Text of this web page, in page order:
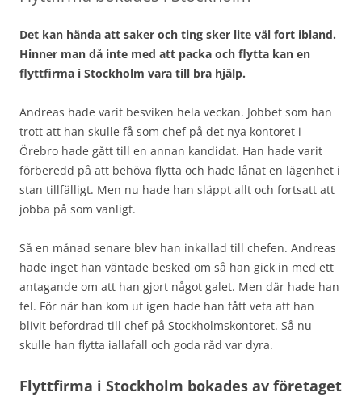
Det kan hända att saker och ting sker lite väl fort ibland.
Hinner man då inte med att packa och flytta kan en
flyttfirma i Stockholm vara till bra hjälp.
Andreas hade varit besviken hela veckan. Jobbet som han
trott att han skulle få som chef på det nya kontoret i
Örebro hade gått till en annan kandidat. Han hade varit
förberedd på att behöva flytta och hade lånat en lägenhet i
stan tillfälligt. Men nu hade han släppt allt och fortsatt att
jobba på som vanligt.
Så en månad senare blev han inkallad till chefen. Andreas
hade inget han väntade besked om så han gick in med ett
antagande om att han gjort något galet. Men där hade han
fel. För när han kom ut igen hade han fått veta att han
blivit befordrad till chef på Stockholmskontoret. Så nu
skulle han flytta iallafall och goda råd var dyra.
Flyttfirma i Stockholm bokades av företaget